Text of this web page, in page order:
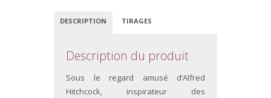
DESCRIPTION TIRAGES
Description du produit
Sous le regard amusé d’Alfred
Hitchcock, inspirateur des